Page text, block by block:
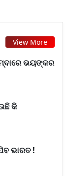
View More
ଭୟଙ୍କର
କି
ଭାରତ !